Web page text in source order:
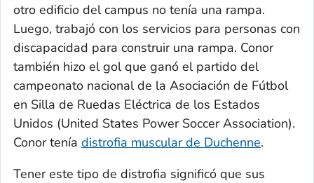
otro edificio del campus no tenía una rampa.
Luego, trabajó con los servicios para personas con
discapacidad para construir una rampa. Conor
también hizo el gol que ganó el partido del
campeonato nacional de la Asociación de Fútbol
en Silla de Ruedas Eléctrica de los Estados
Unidos (United States Power Soccer Association).
Conor tenía distrofia muscular de Duchenne.
Tener este tipo de distrofia significó que sus